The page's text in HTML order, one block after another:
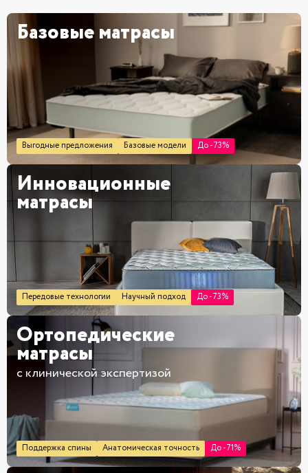
Базовые матрасы
Выгодные предложения Базовые модели До -73%
Инновационные
матрасы
Передовые технологии Научный подход До -73%
Ортопедические
матрасы
с клинической экспертизой
Поддержка спины Анатомическая точность До -71%